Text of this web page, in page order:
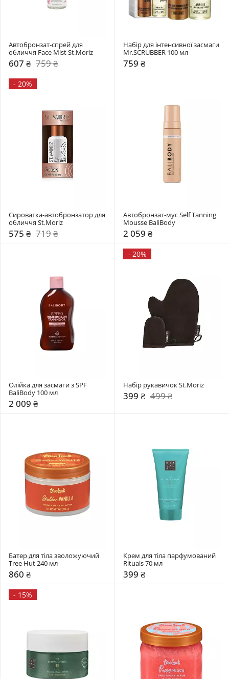
Автобронзат-спрей для
обличчя Face Mist St.Moriz
607 ₴ 759 ₴
Набір для інтенсивної засмаги
759 ₴
- 20%
Сироватка-автобронзатор для
обличчя St.Moriz
575 ₴ 719 ₴
Автобронзат-муc Self Tanning
Mousse BaliBody
2 059 ₴
Олійка для засмаги з SPF
2 009 ₴
- 20%
Набір рукавичок St.Moriz
399 ₴ 499 ₴
Батер для тіла зволожуючий
860 ₴
Крем для тіла парфумований
399 ₴
- 15%